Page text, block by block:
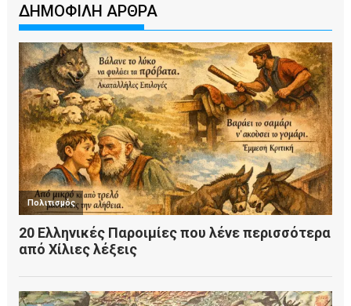
ΔΗΜΟΦΙΛΗ ΑΡΘΡΑ